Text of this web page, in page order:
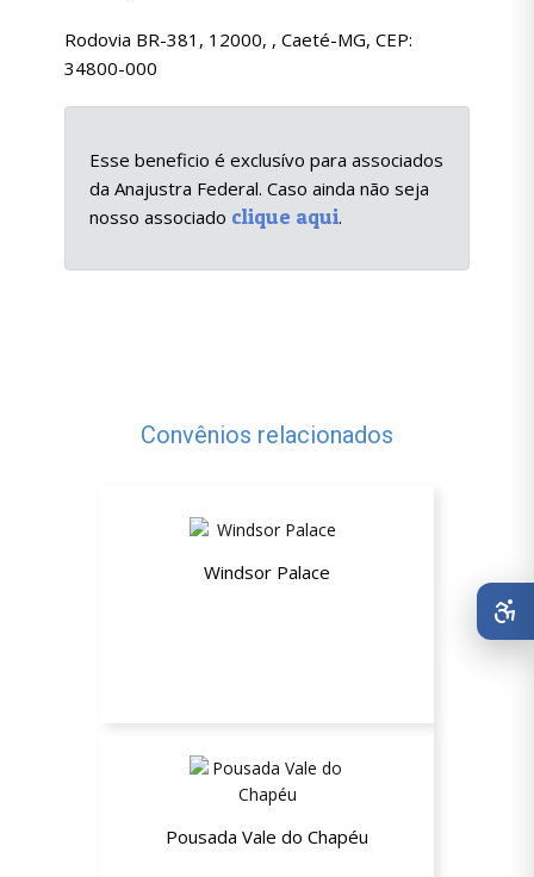
Rodovia BR-381, 12000, , Caeté-MG, CEP:
34800-000
Esse beneficio é exclusívo para associados
da Anajustra Federal. Caso ainda não seja
nosso associado clique aqui.
Convênios relacionados
Windsor Palace
Pousada Vale do Chapéu